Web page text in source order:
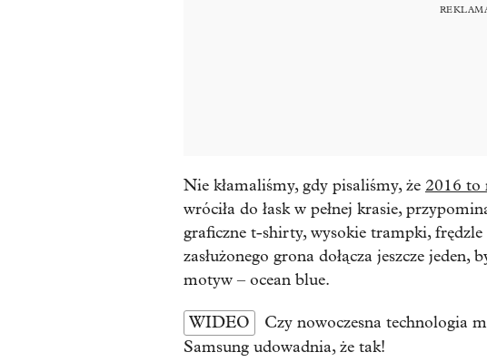
Nie kłamaliśmy, gdy pisaliśmy, że 2016 to
wróciła do łask w pełnej krasie,
graficzne t-shirty, wysokie trampki,
zasłużonego grona dołącza jeszcze
motyw – ocean blue.
WIDEO
Czy nowoczesna technologia
Samsung udowadnia, że tak!